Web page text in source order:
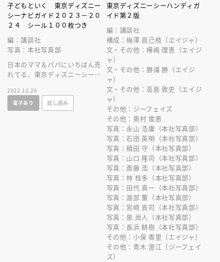
子どもといく 東京ディズニー
シーナビガイド２０２３－２０
２４ シール１００枚つき
編：講談社
写真：本社写真部
日本のママ＆パパにいちばん売
れてる、東京ディズニーシーを
ドブック最新刊。可愛いシール
付き！
2022.12.26
電子あり
試し読み
東京ディズニーシーハンディガ
イド第２版
編：講談社
構成：梅澤 眞己枝（エイジャ）
文・その他：樺嶋 理恵（エイジ
ャ）
文・その他：勝浦 勝（エイジ
ャ）
文・その他：高島 敦史（エイジ
ャ）
その他：ジーフェイズ
その他：奥村 俊恵
写真：永山 浩庸（本社写真部）
写真：石田 英明（本社写真部）
写真：楠田 守（本社写真部）
写真：山口 隆司（本社写真部）
写真：斎藤 浩（本社写真部）
写真：林 桂多（本社写真部）
写真：田代 真一（本社写真部）
写真：渡部 薫（本社写真部）
写真：宮崎 貢司（本社写真部）
写真：泉 尚人（本社写真部）
写真：長浜 耕樹（本社写真部）
その他：小俣 香里（エイジャ）
その他：青木 澄江（ジーフェイ
ズ）